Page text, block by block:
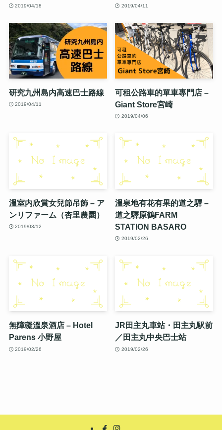
2019/04/18 2019/04/11
研究九州島内高速巴士路線
2019/04/11
可租公路車的單車專門店 –
Giant Store宮崎
2019/04/06
溫室内欣賞女兒節吊飾 – ア
ンリファーム（杏里農園）
2019/03/12
溫泉地有花有果的道之驛 –
道之驛原鶴FARM
STATION BASARO
2019/02/26
無障礙溫泉酒店 – Hotel
Parens 小野屋
2019/02/26
JR田主丸車站・田主丸駅前
／田主丸中央巴士站
2019/02/26